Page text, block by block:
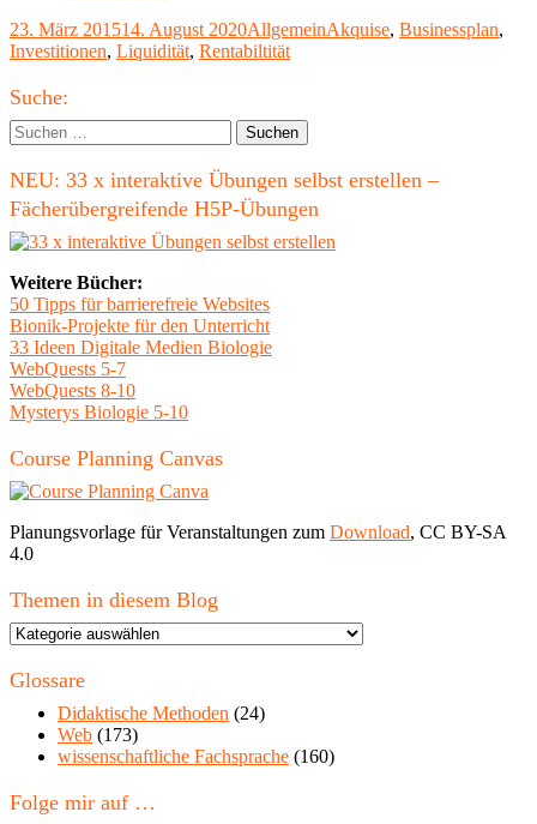
Freiberufler:
Was
und
Veröffentlicht
am
23. März 201514. August 2020Kategorien
AllgemeinSchlagwörter
Akquise, Businessplan,
Investitionen, Liquidität, Rentabiltität
Haupt-
Seitenleiste
Suche:
Suchen
nach:
NEU: 33 x interaktive Übungen selbst erstellen –
Fächerübergreifende H5P-Übungen
Weitere Bücher:
50 Tipps für barrierefreie Websites
Bionik-Projekte für den Unterricht
33 Ideen Digitale Medien Biologie
WebQuests 5-7
WebQuests 8-10
Mysterys Biologie 5-10
Course Planning Canvas
Planungsvorlage für Veranstaltungen zum Download, CC BY-SA
4.0
Themen in diesem Blog
Themen
diesem
Glossare
Didaktische Methoden (24)
Web (173)
wissenschaftliche Fachsprache (160)
Folge mir auf …